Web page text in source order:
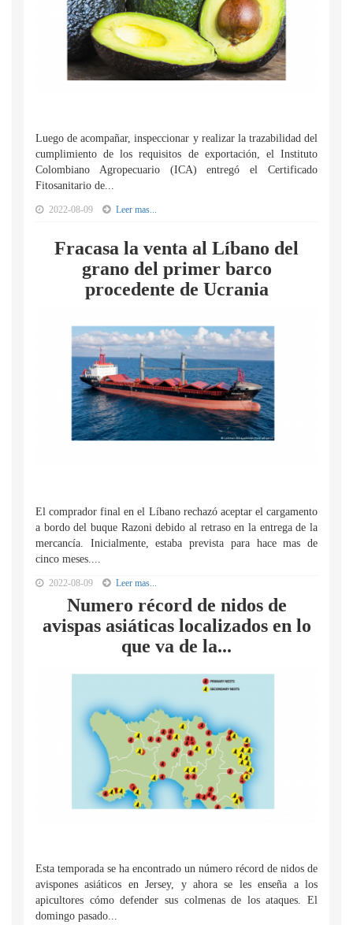
Luego de acompañar, inspeccionar y realizar la trazabilidad del
cumplimiento de los requisitos de exportación, el Instituto
Colombiano Agropecuario (ICA) entregó el Certificado
Fitosanitario de...
2022-08-09 Leer mas...
Fracasa la venta al Líbano del
grano del primer barco
procedente de Ucrania
El comprador final en el Líbano rechazó aceptar el cargamento
a bordo del buque Razoni debido al retraso en la entrega de la
mercancía. Inicialmente, estaba prevista para hace mas de
cinco meses....
2022-08-09 Leer mas...
Numero récord de nidos de
avispas asiáticas localizados en lo
que va de la...
Esta temporada se ha encontrado un número récord de nidos de
avispones asiáticos en Jersey, y ahora se les enseña a los
apicultores cómo defender sus colmenas de los ataques. El
domingo pasado...